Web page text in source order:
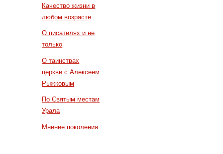
Качество жизни в
любом возрасте
О писателях и не
только
О таинствах
церкви с Алексеем
Рыжковым
По Святым местам
Урала
Мнение поколения